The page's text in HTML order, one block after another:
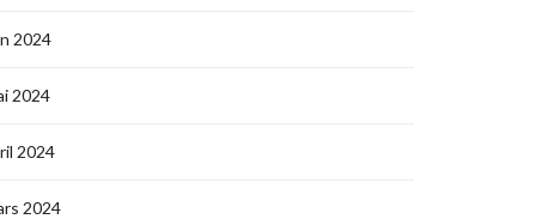
2024
2024
2024
2024